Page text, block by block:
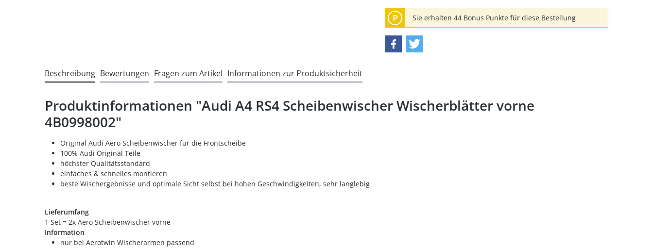
P Sie erhalten 44 Bonus Punkte für diese Bestellung
Beschreibung Bewertungen Fragen zum Artikel Informationen zur Produktsicherheit
Produktinformationen "Audi A4 RS4 Scheibenwischer Wischerblätter vorne
4B0998002"
Original Audi Aero Scheibenwischer für die Frontscheibe
100% Audi Original Teile
höchster Qualitätsstandard
einfaches & schnelles montieren
beste Wischergebnisse und optimale Sicht selbst bei hohen Geschwindigkeiten, sehr langlebig
Lieferumfang
1 Set = 2x Aero Scheibenwischer vorne
Information
nur bei Aerotwin Wischerarmen passend